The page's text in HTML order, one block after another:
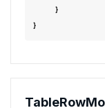
TableRow